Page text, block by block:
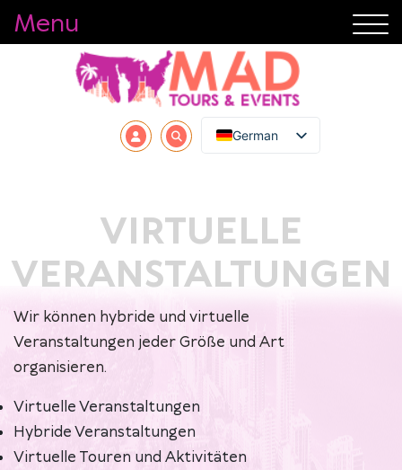
Menu
German
VIRTUELLE
VERANSTALTUNGEN
Wir können hybride und virtuelle
Veranstaltungen jeder Größe und Art
organisieren.
Virtuelle Veranstaltungen
Hybride Veranstaltungen
Virtuelle Touren und Aktivitäten